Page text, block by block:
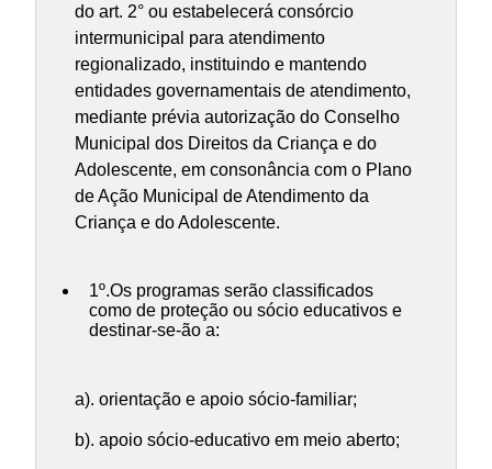
do art. 2° ou estabelecerá consórcio
intermunicipal para atendimento
regionalizado, instituindo e mantendo
entidades governamentais de atendimento,
mediante prévia autorização do Conselho
Municipal dos Direitos da Criança e do
Adolescente, em consonância com o Plano
de Ação Municipal de Atendimento da
Criança e do Adolescente.
1º.Os programas serão classificados
como de proteção ou sócio educativos e
destinar-se-ão a:
a). orientação e apoio sócio-familiar;
b). apoio sócio-educativo em meio aberto;